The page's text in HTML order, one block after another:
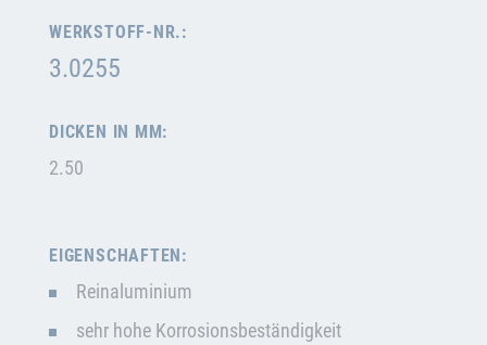
WERKSTOFF-NR.:
3.0255
DICKEN IN MM:
2.50
EIGENSCHAFTEN:
Reinaluminium
sehr hohe Korrosionsbeständigkeit